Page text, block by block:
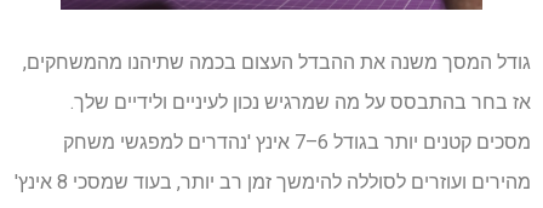
גודל המסך משנה את ההבדל העצום בכמה שתיהנו מהמשחקים,
אז בחר בהתבסס על מה שמרגיש נכון לעיניים ולידיים שלך.
מסכים קטנים יותר בגודל 6–7 אינץ 'נהדרים למפגשי משחק
מהירים ועוזרים לסוללה להימשך זמן רב יותר, בעוד שמסכי 8 אינץ'